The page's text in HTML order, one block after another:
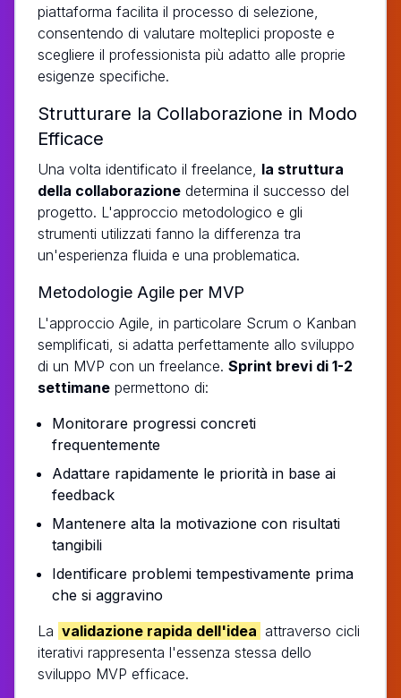
piattaforma facilita il processo di selezione,
consentendo di valutare molteplici proposte e
scegliere il professionista più adatto alle proprie
esigenze specifiche.
Strutturare la Collaborazione in Modo
Efficace
Una volta identificato il freelance, la struttura
della collaborazione determina il successo del
progetto. L'approccio metodologico e gli
strumenti utilizzati fanno la differenza tra
un'esperienza fluida e una problematica.
Metodologie Agile per MVP
L'approccio Agile, in particolare Scrum o Kanban
semplificati, si adatta perfettamente allo sviluppo
di un MVP con un freelance. Sprint brevi di 1-2
settimane permettono di:
Monitorare progressi concreti
frequentemente
Adattare rapidamente le priorità in base ai
feedback
Mantenere alta la motivazione con risultati
tangibili
Identificare problemi tempestivamente prima
che si aggravino
La validazione rapida dell'idea attraverso cicli
iterativi rappresenta l'essenza stessa dello
sviluppo MVP efficace.